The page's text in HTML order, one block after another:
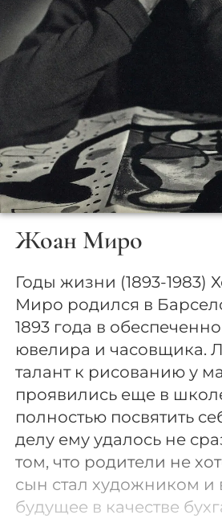
Жоан Миро
Годы жизни (1893-1983)
Миро родился в
1893 года в
ювелира и часовщика.
талант к рисованию у
проявились еще в
полностью посвятить
делу ему удалось не
том, что родители не
сын стал художником и
будущее в качестве